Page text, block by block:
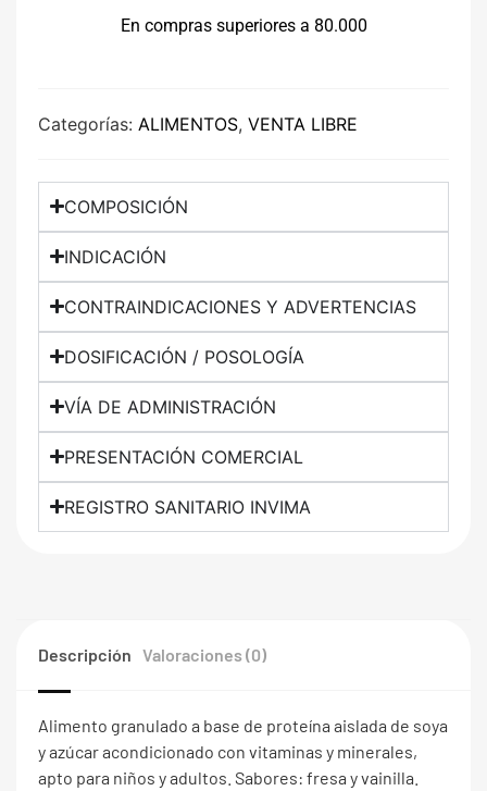
En compras superiores a 80.000
Categorías: ALIMENTOS, VENTA LIBRE
COMPOSICIÓN
INDICACIÓN
CONTRAINDICACIONES Y ADVERTENCIAS
DOSIFICACIÓN / POSOLOGÍA
VÍA DE ADMINISTRACIÓN
PRESENTACIÓN COMERCIAL
REGISTRO SANITARIO INVIMA
Descripción Valoraciones (0)
Alimento granulado a base de proteína aislada de soya
y azúcar acondicionado con vitaminas y minerales,
apto para niños y adultos. Sabores: fresa y vainilla.